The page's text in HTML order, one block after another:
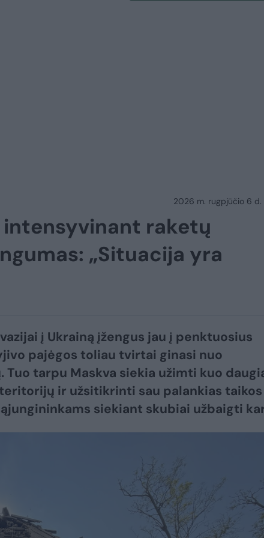
2026 m. rugpjūčio 6 d.
intensyvinant raketų
„Situacija yra
į Ukrainą įžengus jau į penktuosius
pajėgos toliau tvirtai ginasi nuo
Tuo tarpu Maskva siekia užimti kuo
ir užsitikrinti sau palankias taikos
siekiant skubiai užbaigti